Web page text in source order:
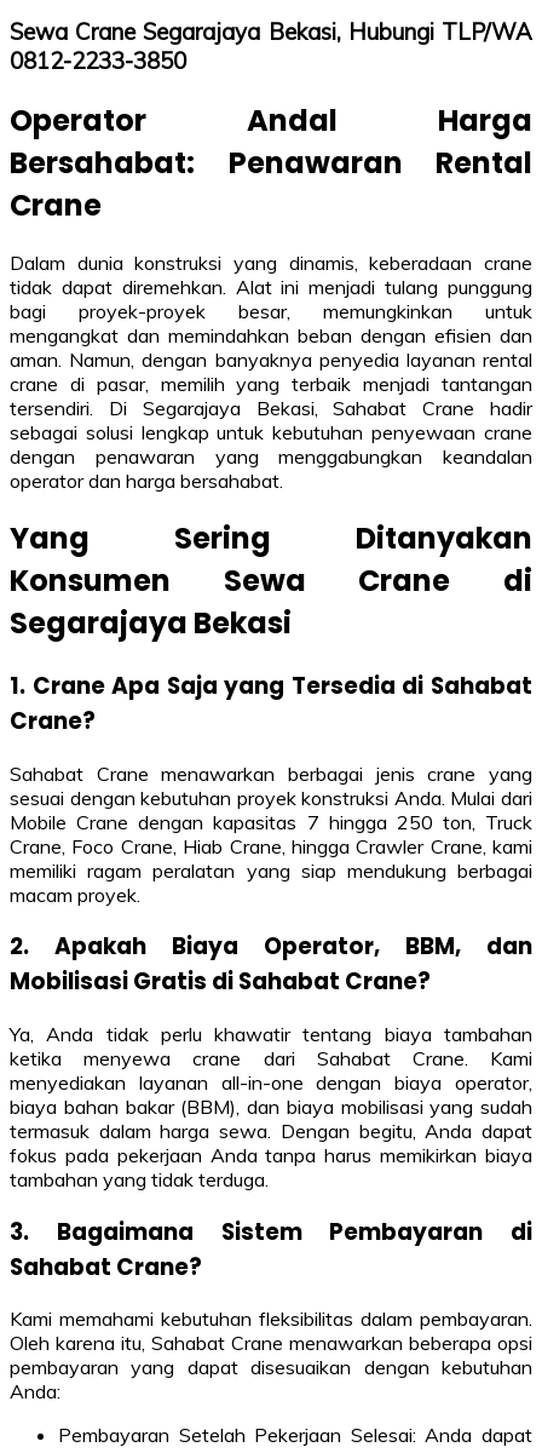
Sewa Crane Segarajaya Bekasi, Hubungi TLP/WA
0812-2233-3850
Operator Andal Harga
Bersahabat: Penawaran Rental
Crane
Dalam dunia konstruksi yang dinamis, keberadaan crane
tidak dapat diremehkan. Alat ini menjadi tulang punggung
bagi proyek-proyek besar, memungkinkan untuk
mengangkat dan memindahkan beban dengan efisien dan
aman. Namun, dengan banyaknya penyedia layanan rental
crane di pasar, memilih yang terbaik menjadi tantangan
tersendiri. Di Segarajaya Bekasi, Sahabat Crane hadir
sebagai solusi lengkap untuk kebutuhan penyewaan crane
dengan penawaran yang menggabungkan keandalan
operator dan harga bersahabat.
Yang Sering Ditanyakan
Konsumen Sewa Crane di
Segarajaya Bekasi
1. Crane Apa Saja yang Tersedia di Sahabat
Crane?
Sahabat Crane menawarkan berbagai jenis crane yang
sesuai dengan kebutuhan proyek konstruksi Anda. Mulai dari
Mobile Crane dengan kapasitas 7 hingga 250 ton, Truck
Crane, Foco Crane, Hiab Crane, hingga Crawler Crane, kami
memiliki ragam peralatan yang siap mendukung berbagai
macam proyek.
2. Apakah Biaya Operator, BBM, dan
Mobilisasi Gratis di Sahabat Crane?
Ya, Anda tidak perlu khawatir tentang biaya tambahan
ketika menyewa crane dari Sahabat Crane. Kami
menyediakan layanan all-in-one dengan biaya operator,
biaya bahan bakar (BBM), dan biaya mobilisasi yang sudah
termasuk dalam harga sewa. Dengan begitu, Anda dapat
fokus pada pekerjaan Anda tanpa harus memikirkan biaya
tambahan yang tidak terduga.
3. Bagaimana Sistem Pembayaran di
Sahabat Crane?
Kami memahami kebutuhan fleksibilitas dalam pembayaran.
Oleh karena itu, Sahabat Crane menawarkan beberapa opsi
pembayaran yang dapat disesuaikan dengan kebutuhan
Anda:
Pembayaran Setelah Pekerjaan Selesai: Anda dapat